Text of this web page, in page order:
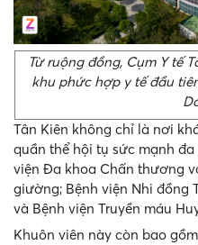
Từ ruộng đồng, Cụm Y tế
khu phức hợp y tế đầu
Tân Kiên không chỉ là nơi
quần thể hội tụ sức mạnh
viện Đa khoa Chấn thương
giường; Bệnh viện Nhi đồng
và Bệnh viện Truyền máu
Khuôn viên này còn bao